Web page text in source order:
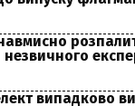
незвичного
випадково